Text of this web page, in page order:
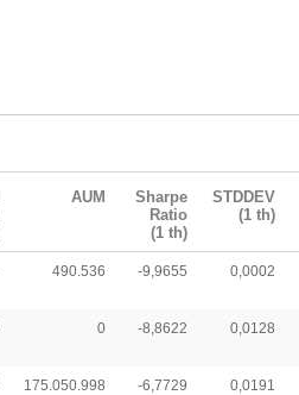
AUM
Sharpe
Ratio
(1 th)
STDDEV
(1 th)
490.536 -9,9655 0,0002
0 -8,8622 0,0128
175.050.998 -6,7729 0,0191